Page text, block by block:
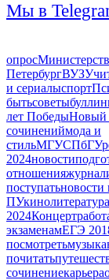
Мы в
опрос
ПетербургВУЗ
и сериалыспорт
бытьсоветы
лет ПобедыНовый
сочинениймода и
стильМГУСПбГУ
2024новости
отношения
поступатьновости
ПУкинолитература
2024Концерт
экзаменамЕГЭ
посмотретьмузыка
почитать
сочинениекарьера